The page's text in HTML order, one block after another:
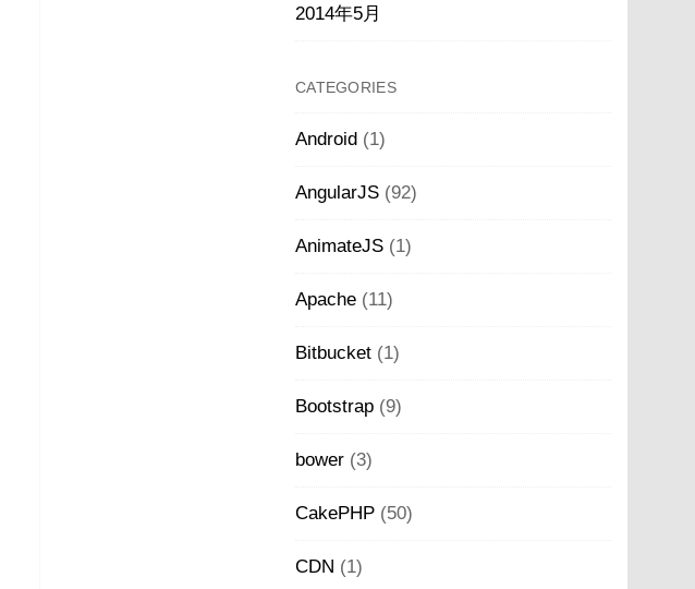
2014年5月
CATEGORIES
Android (1)
AngularJS (92)
AnimateJS (1)
Apache (11)
Bitbucket (1)
Bootstrap (9)
bower (3)
CakePHP (50)
CDN (1)